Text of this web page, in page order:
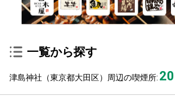
一覧から探す
津島神社（東京都大田区）周辺の喫煙所: 20